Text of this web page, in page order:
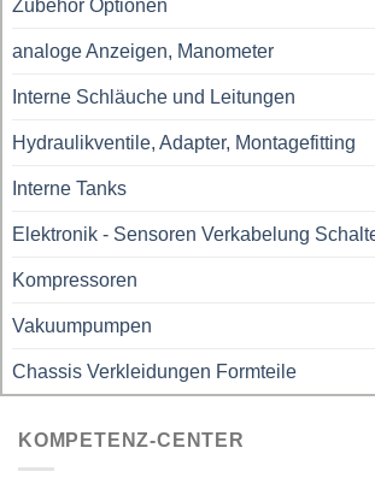
Zubehör Optionen
analoge Anzeigen, Manometer
Interne Schläuche und Leitungen
Hydraulikventile, Adapter, Montagefitting
Interne Tanks
Elektronik - Sensoren Verkabelung
Kompressoren
Vakuumpumpen
Chassis Verkleidungen Formteile
KOMPETENZ-CENTER